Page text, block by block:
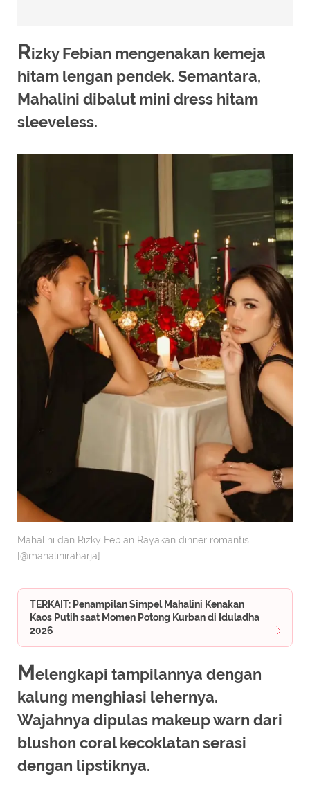
Rizky Febian mengenakan kemeja
hitam lengan pendek. Semantara,
Mahalini dibalut mini dress hitam
sleeveless.
Mahalini dan Rizky Febian Rayakan dinner romantis.
[@mahaliniraharja]
TERKAIT: Penampilan Simpel Mahalini Kenakan
Kaos Putih saat Momen Potong Kurban di Iduladha
2026
Melengkapi tampilannya dengan
kalung menghiasi lehernya.
Wajahnya dipulas makeup warn dari
blushon coral kecoklatan serasi
dengan lipstiknya.